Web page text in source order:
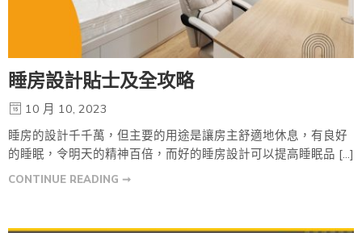
睡房設計貼士及全攻略
10 月 10, 2023
睡房的設計千千萬，但主要的用途是讓房主舒適地休息，有良好
的睡眠，令明天的精神百倍，而好的睡房設計可以提高睡眠品 […]
CONTINUE READING ➞